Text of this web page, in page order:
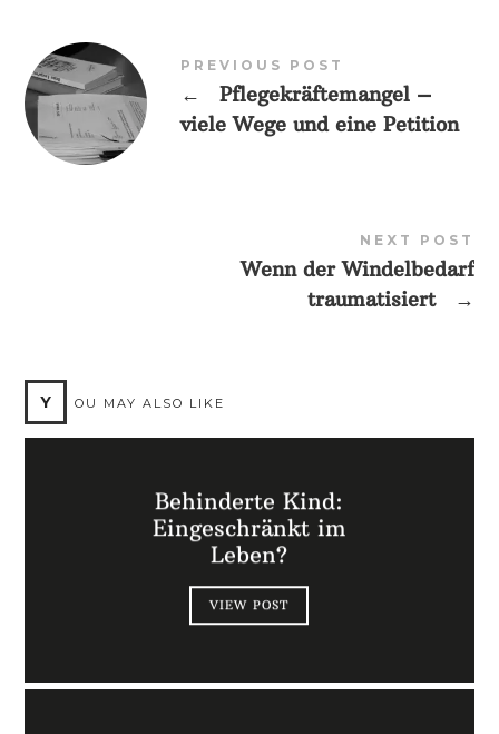
PREVIOUS POST
←
Pflegekräftemangel –
viele Wege und eine Petition
NEXT POST
Wenn der Windelbedarf
traumatisiert
→
Y OU MAY ALSO LIKE
Behinderte Kind:
Eingeschränkt im
Leben?
VIEW POST